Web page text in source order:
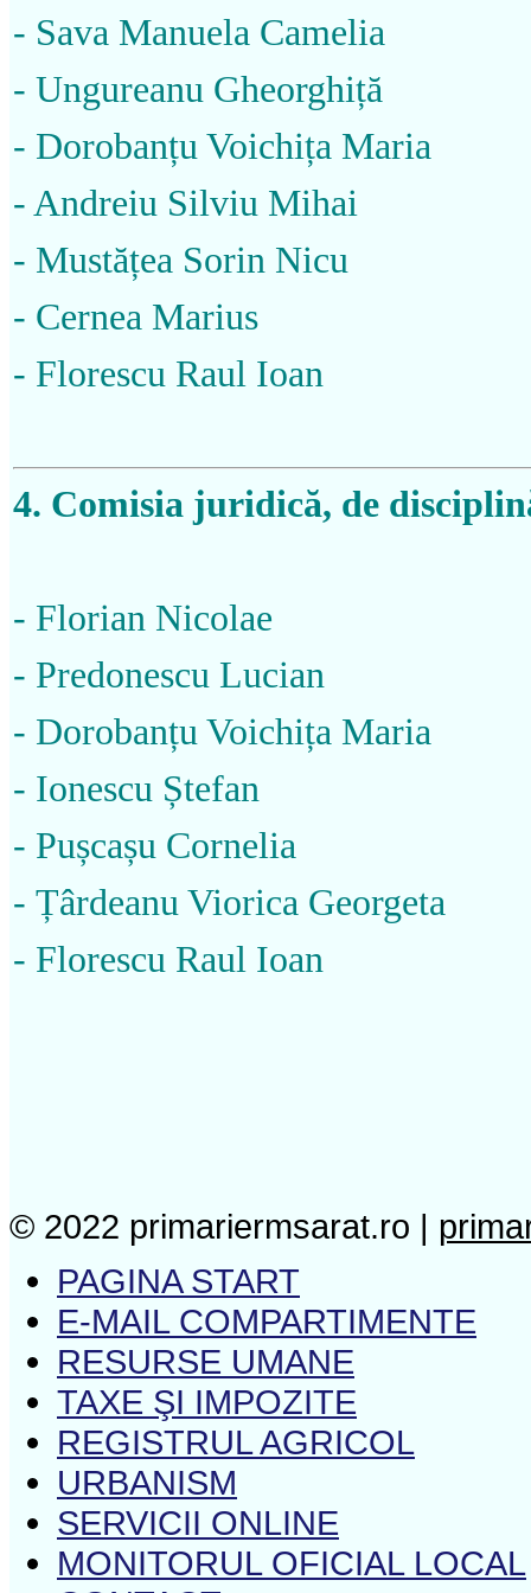
- Sava Manuela Camelia
- Ungureanu Gheorghiță
- Dorobanțu Voichița Maria
- Andreiu Silviu Mihai
- Mustățea Sorin Nicu
- Cernea Marius
- Florescu Raul Ioan
4. Comisia juridică, de
- Florian Nicolae
- Predonescu Lucian
- Dorobanțu Voichița Maria
- Ionescu Ștefan
- Pușcașu Cornelia
- Țârdeanu Viorica Georgeta
- Florescu Raul Ioan
© 2022 primariermsarat.ro |
PAGINA START
E-MAIL COMPARTIMENTE
RESURSE UMANE
TAXE ŞI IMPOZITE
REGISTRUL AGRICOL
URBANISM
SERVICII ONLINE
MONITORUL OFICIAL LOCAL